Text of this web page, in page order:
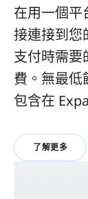
在用一個平
接連接到您
支付時需要
費。無最低
包含在
了解更多